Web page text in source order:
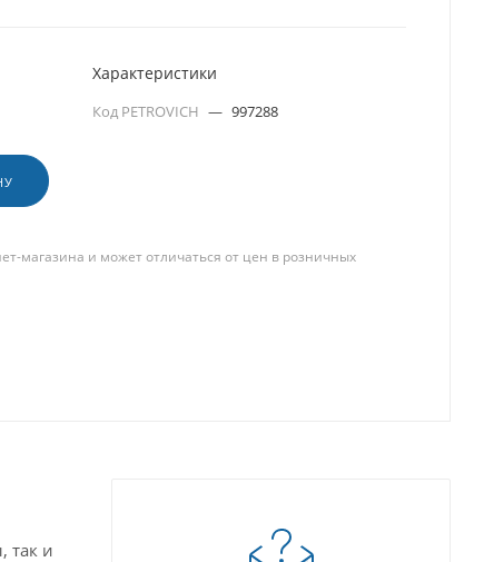
Характеристики
Код PETROVICH — 997288
магазина и может отличаться от цен в розничных
так и